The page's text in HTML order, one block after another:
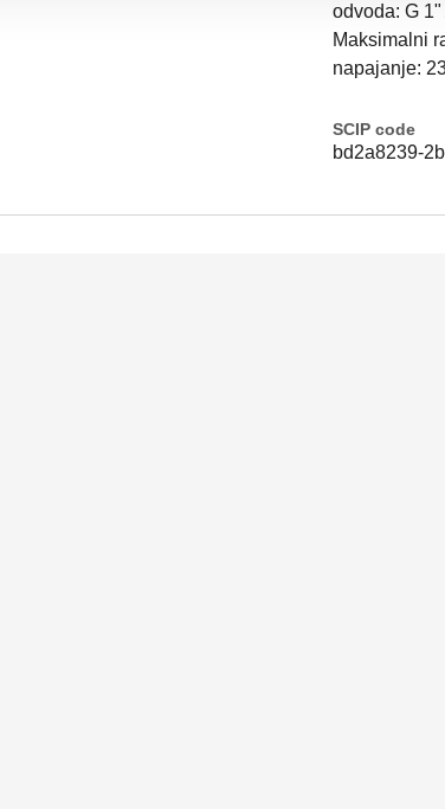
odvoda: G
Maksimalni
napajanje:
SCIP code
bd2a8239-